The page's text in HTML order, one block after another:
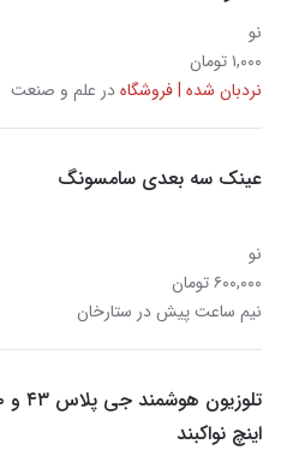
نو
۱,۰۰۰ تومان
نردبان شده | فروشگاهدر علم و صنعت
عینک سه بعدی سامسونگ
نو
۶۰۰,۰۰۰ تومان
نیم ساعت پیش در ستارخان
اینچ نواکبند